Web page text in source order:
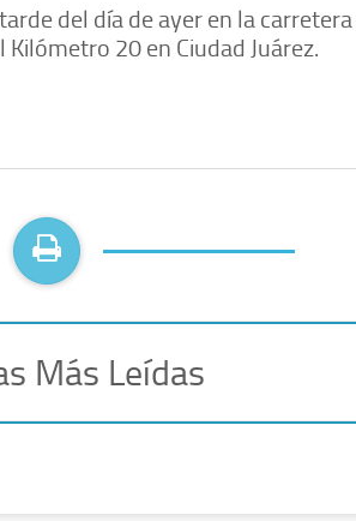
del día de ayer en la
20 en Ciudad Juárez.
Más Leídas